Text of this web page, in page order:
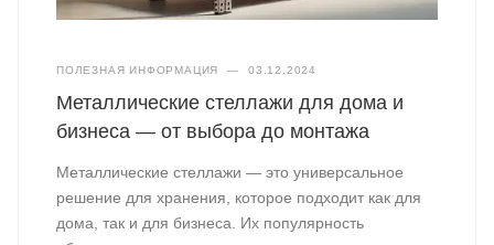
ПОЛЕЗНАЯ ИНФОРМАЦИЯ — 03.12.2024
Металлические стеллажи для дома и
бизнеса — от выбора до монтажа
Металлические стеллажи — это универсальное
решение для хранения, которое подходит как для
дома, так и для бизнеса. Их популярность